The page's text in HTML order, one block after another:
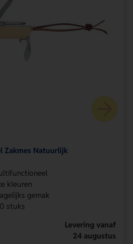
Zakmes Natuurlijk
kleuren
gemak
stuks
Levering vanaf
24 augustus